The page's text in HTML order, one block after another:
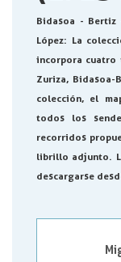
Bidasoa - Bertiz
López: La
incorpora cuatro
Zuriza, Bidasoa-
colección, el
todos los
recorridos
librillo adjunto.
descargarse